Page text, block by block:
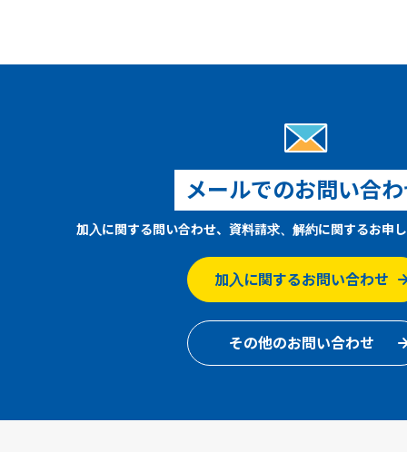
メールでのお問い合
加入に関する問い合わせ、資料請求、解約に関するお申
加入に関するお問い合わせ
その他のお問い合わせ